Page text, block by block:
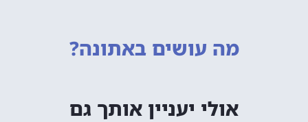
מה עושים באתונה?
אולי יעניין אותך גם